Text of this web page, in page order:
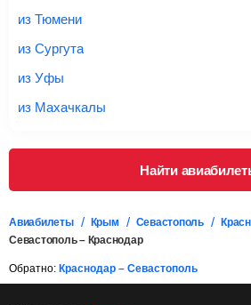
правило, сразу купить билет с
Важно:При покупке билета
проверять на официальном сайте
багаж в стоимость.
Подробная информация о перевозке
из Тюмени
из Сургута
из Уфы
из Махачкалы
Найти
Авиабилеты Крым Севастополь
Севастополь – Краснодар
Обратно: Краснодар – Севастополь